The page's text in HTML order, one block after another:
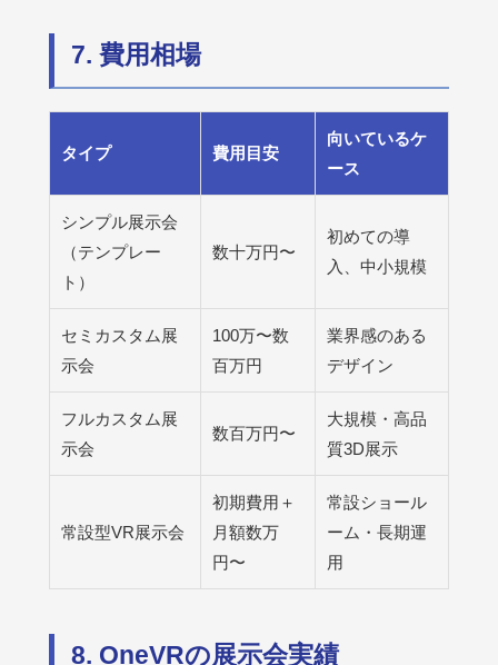
7. 費用相場
タイプ 費用目安
向いているケ
ース
シンプル展示会
（テンプレー
ト）
数十万円〜
初めての導
入、中小規模
セミカスタム展
示会
100万〜数
百万円
業界感のある
デザイン
フルカスタム展
示会
数百万円〜
大規模・高品
質3D展示
常設型VR展示会
初期費用＋
月額数万
円〜
常設ショール
ーム・長期運
用
8. OneVRの展示会実績